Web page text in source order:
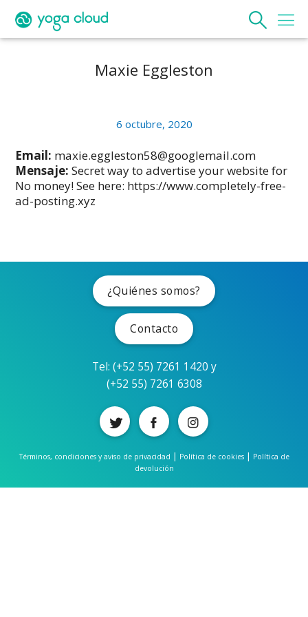
Maxie Eggleston
6 octubre, 2020
Email: maxie.eggleston58@googlemail.com
Mensaje: Secret way to advertise your website for
No money! See here: https://www.completely-free-
ad-posting.xyz
¿Quiénes somos?
Contacto
Tel: (+52 55) 7261 1420 y
(+52 55) 7261 6308
Términos, condiciones y aviso de privacidad | Política de cookies| Política de
devolución